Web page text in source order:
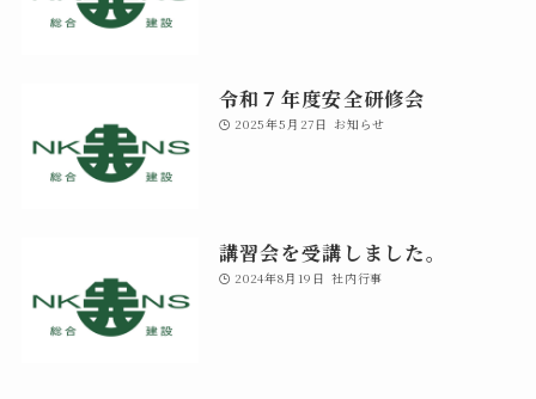
令和７年度安全研修会
2025年5月27日 お知らせ
講習会を受講しました。
2024年8月19日 社内行事